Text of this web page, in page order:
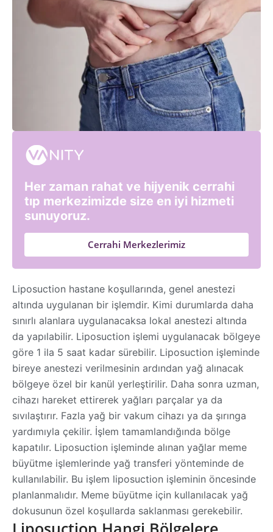
Liposuction hastane koşullarında, genel anestezi
altında uygulanan bir işlemdir. Kimi durumlarda daha
sınırlı alanlara uygulanacaksa lokal anestezi altında
da yapılabilir. Liposuction işlemi uygulanacak bölgeye
göre 1 ila 5 saat kadar sürebilir. Liposuction işleminde
bireye anestezi verilmesinin ardından yağ alınacak
bölgeye özel bir kanül yerleştirilir. Daha sonra uzman,
cihazı hareket ettirerek yağları parçalar ya da
sıvılaştırır. Fazla yağ bir vakum cihazı ya da şırınga
yardımıyla çekilir. İşlem tamamlandığında bölge
kapatılır. Liposuction işleminde alınan yağlar meme
büyütme işlemlerinde yağ transferi yönteminde de
kullanılabilir. Bu işlem liposuction işleminin öncesinde
planlanmalıdır. Meme büyütme için kullanılacak yağ
dokusunun özel koşullarda saklanması gerekebilir.
Her zaman rahat ve hijyenik cerrahi
tıp merkezimizde size en iyi hizmeti
sunuyoruz.
Cerrahi Merkezlerimiz